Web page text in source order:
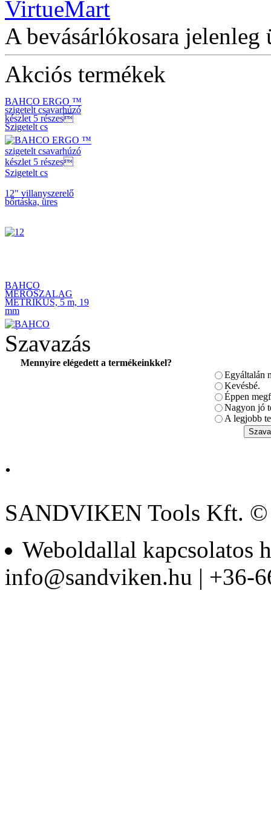
A bevásárlókosara jelenleg
Akciós termékek
BAHCO RACSNIS
CSAVARHÚZÓ
BEHAJTÓHEGYEKKELEL
BAHCO ERGO ™
szigetelt csavarhúzó
készlet 5 részes
Szigetelt cs
12" villanyszerelő
bőrtáska, üres
BAHCO
MÉRŐSZALAG
METRIKUS, 5 m, 19
mm
BAHCO 41-részes
Bitkészlet, 17-részes
Szavazás
Mennyire elégedett a termékeinkkel?
Egyáltalán
Kevésbé.
Éppen
Nagyon jó
A legjobb
.
SANDVIKEN Tools Kft. ©
Weboldallal kapcsolatos
info@sandviken.hu | +36-